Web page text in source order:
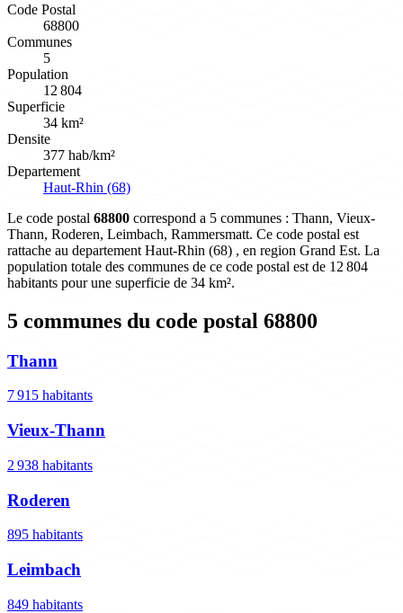
Code Postal
68800
Communes
5
Population
12 804
Superficie
34 km²
Densite
377 hab/km²
Departement
Haut-Rhin (68)
Le code postal 68800 correspond a 5 communes : Thann, Vieux-
Thann, Roderen, Leimbach, Rammersmatt. Ce code postal est
rattache au departement Haut-Rhin (68) , en region Grand Est. La
population totale des communes de ce code postal est de 12 804
habitants pour une superficie de 34 km².
5 communes du code postal 68800
Thann
7 915 habitants
Vieux-Thann
2 938 habitants
Roderen
895 habitants
Leimbach
849 habitants